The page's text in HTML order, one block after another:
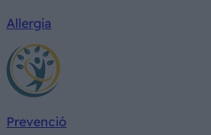
Allergia
Prevenció